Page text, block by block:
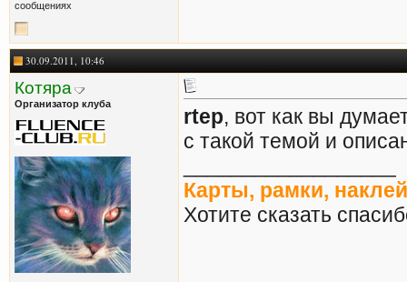
сообщениях
30.09.2011, 10:46
Котяра
Организатор клуба
rtep, вот как вы
с такой темой и
Карты, рамки,
Хотите сказать